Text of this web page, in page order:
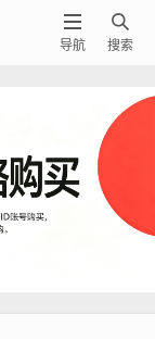

搜索

导航